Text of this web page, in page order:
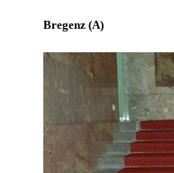
Bregenz (A)